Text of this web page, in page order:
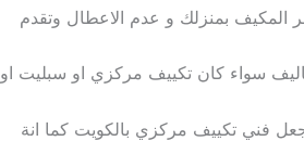
بمنزلك و عدم الاعطال وتقدم
سواء كان تكييف مركزي او سبليت او
فني تكييف مركزي بالكويت كما انة